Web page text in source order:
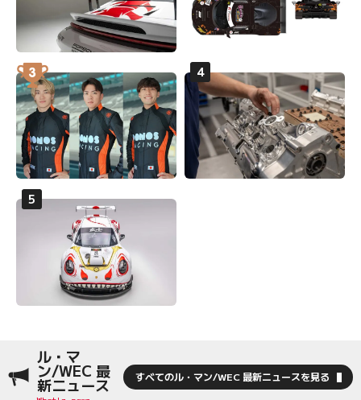
ル・マ
ン/WEC 最
新ニュース すべてのル・マン/WEC 最新ニュースを見る